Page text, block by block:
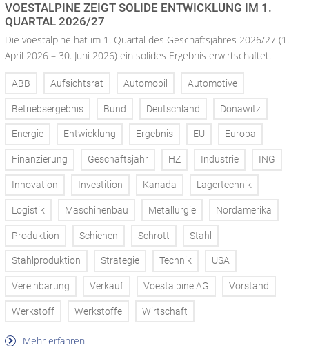
VOESTALPINE ZEIGT SOLIDE ENTWICKLUNG IM 1.
QUARTAL 2026/27
Die voestalpine hat im 1. Quartal des Geschäftsjahres 2026/27 (1.
April 2026 – 30. Juni 2026) ein solides Ergebnis erwirtschaftet.
ABB Aufsichtsrat Automobil Automotive
Betriebsergebnis Bund Deutschland Donawitz
Energie Entwicklung Ergebnis EU Europa
Finanzierung Geschäftsjahr HZ Industrie ING
Innovation Investition Kanada Lagertechnik
Logistik Maschinenbau Metallurgie Nordamerika
Produktion Schienen Schrott Stahl
Stahlproduktion Strategie Technik USA
Vereinbarung Verkauf Voestalpine AG Vorstand
Werkstoff Werkstoffe Wirtschaft
Mehr erfahren